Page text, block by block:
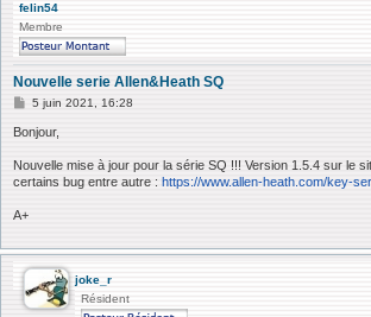
felin54
Membre
Nouvelle serie Allen&Heath SQ
M
s
g
e
5 juin 2021, 16:28
Bonjour,
Nouvelle mise à jour pour la série SQ !!! Version 1.5.4 sur le
certains bug entre autre : https://www.allen-heath.com/key-
A+
joke_r
Résident